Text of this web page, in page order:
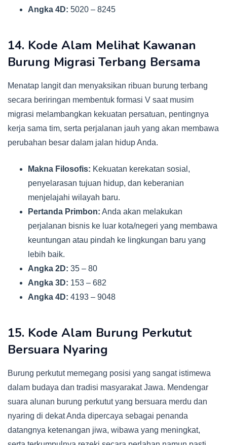
Angka 4D: 5020 – 8245
14. Kode Alam Melihat Kawanan
Burung Migrasi Terbang Bersama
Menatap langit dan menyaksikan ribuan burung terbang
secara beriringan membentuk formasi V saat musim
migrasi melambangkan kekuatan persatuan, pentingnya
kerja sama tim, serta perjalanan jauh yang akan membawa
perubahan besar dalam jalan hidup Anda.
Makna Filosofis: Kekuatan kerekatan sosial,
penyelarasan tujuan hidup, dan keberanian
menjelajahi wilayah baru.
Pertanda Primbon: Anda akan melakukan
perjalanan bisnis ke luar kota/negeri yang membawa
keuntungan atau pindah ke lingkungan baru yang
lebih baik.
Angka 2D: 35 – 80
Angka 3D: 153 – 682
Angka 4D: 4193 – 9048
15. Kode Alam Burung Perkutut
Bersuara Nyaring
Burung perkutut memegang posisi yang sangat istimewa
dalam budaya dan tradisi masyarakat Jawa. Mendengar
suara alunan burung perkutut yang bersuara merdu dan
nyaring di dekat Anda dipercaya sebagai penanda
datangnya ketenangan jiwa, wibawa yang meningkat,